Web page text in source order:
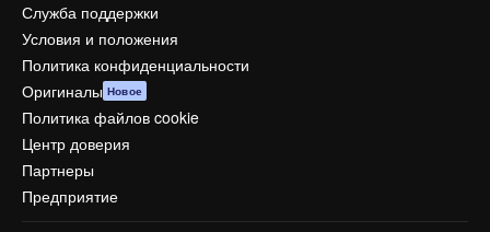
Служба поддержки
Условия и положения
Политика конфиденциальности
Оригиналы Новое
Политика файлов cookie
Центр доверия
Партнеры
Предприятие